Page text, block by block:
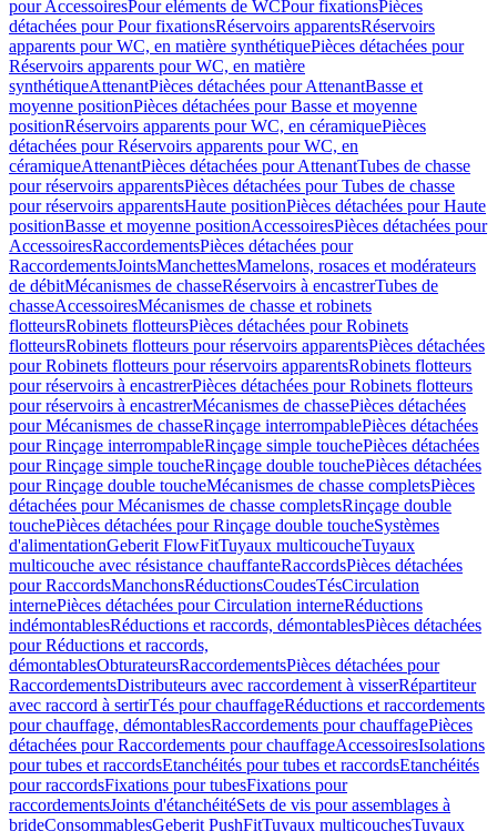
pour AccessoiresPour eléments de WCPour fixationsPièces
détachées pour Pour fixationsRéservoirs apparentsRéservoirs
apparents pour WC, en matière synthétiquePièces détachées pour
Réservoirs apparents pour WC, en matière
synthétiqueAttenantPièces détachées pour AttenantBasse et
moyenne positionPièces détachées pour Basse et moyenne
positionRéservoirs apparents pour WC, en céramiquePièces
détachées pour Réservoirs apparents pour WC, en
céramiqueAttenantPièces détachées pour AttenantTubes de chasse
pour réservoirs apparentsPièces détachées pour Tubes de chasse
pour réservoirs apparentsHaute positionPièces détachées pour Haute
positionBasse et moyenne positionAccessoiresPièces détachées pour
AccessoiresRaccordementsPièces détachées pour
RaccordementsJointsManchettesMamelons, rosaces et modérateurs
de débitMécanismes de chasseRéservoirs à encastrerTubes de
chasseAccessoiresMécanismes de chasse et robinets
flotteursRobinets flotteursPièces détachées pour Robinets
flotteursRobinets flotteurs pour réservoirs apparentsPièces détachées
pour Robinets flotteurs pour réservoirs apparentsRobinets flotteurs
pour réservoirs à encastrerPièces détachées pour Robinets flotteurs
pour réservoirs à encastrerMécanismes de chassePièces détachées
pour Mécanismes de chasseRinçage interrompablePièces détachées
pour Rinçage interrompableRinçage simple touchePièces détachées
pour Rinçage simple toucheRinçage double touchePièces détachées
pour Rinçage double toucheMécanismes de chasse completsPièces
détachées pour Mécanismes de chasse completsRinçage double
touchePièces détachées pour Rinçage double toucheSystèmes
d'alimentationGeberit FlowFitTuyaux multicoucheTuyaux
multicouche avec résistance chauffanteRaccordsPièces détachées
pour RaccordsManchonsRéductionsCoudesTésCirculation
internePièces détachées pour Circulation interneRéductions
indémontablesRéductions et raccords, démontablesPièces détachées
pour Réductions et raccords,
démontablesObturateursRaccordementsPièces détachées pour
RaccordementsDistributeurs avec raccordement à visserRépartiteur
avec raccord à sertirTés pour chauffageRéductions et raccordements
pour chauffage, démontablesRaccordements pour chauffagePièces
détachées pour Raccordements pour chauffageAccessoiresIsolations
pour tubes et raccordsEtanchéités pour tubes et raccordsEtanchéités
pour raccordsFixations pour tubesFixations pour
raccordementsJoints d'étanchéitéSets de vis pour assemblages à
brideConsommablesGeberit PushFitTuyaux multicouchesTuyaux